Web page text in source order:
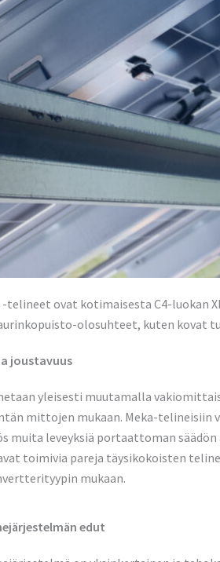
-telineet ovat kotimaisesta C4-
olosuhteet, kuten kovat
joustavuus
yleisesti muutamalla
mittojen mukaan. Meka-telineisiin
muita leveyksiä portaattoman
toimivia pareja täysikokoisten
mukaan.
edut